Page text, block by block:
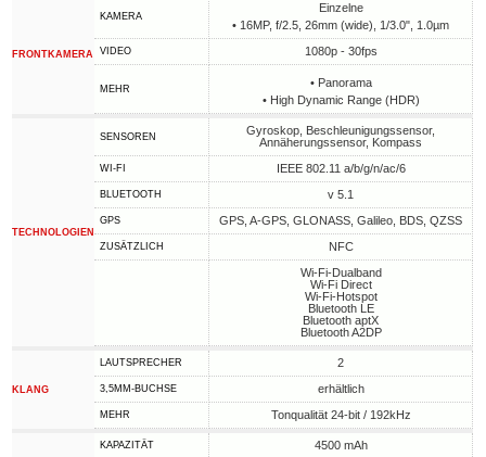
FRONTKAMERA
KAMERA
Einzelne
• 16MP, f/2.5, 26mm (wide), 1/3.0", 1.0µm
VIDEO 1080p - 30fps
MEHR
• Panorama
• High Dynamic Range (HDR)
TECHNOLOGIEN
SENSOREN
Gyroskop, Beschleunigungssensor,
Annäherungssensor, Kompass
WI-FI IEEE 802.11 a/b/g/n/ac/6
BLUETOOTH v 5.1
GPS GPS, A-GPS, GLONASS, Galileo, BDS, QZSS
ZUSÄTZLICH
NFC
Wi-Fi-Dualband
Wi-Fi Direct
Wi-Fi-Hotspot
Bluetooth LE
Bluetooth aptX
Bluetooth A2DP
KLANG
LAUTSPRECHER 2
3,5MM-BUCHSE erhältlich
MEHR Tonqualität 24-bit / 192kHz
KAPAZITÄT 4500 mAh